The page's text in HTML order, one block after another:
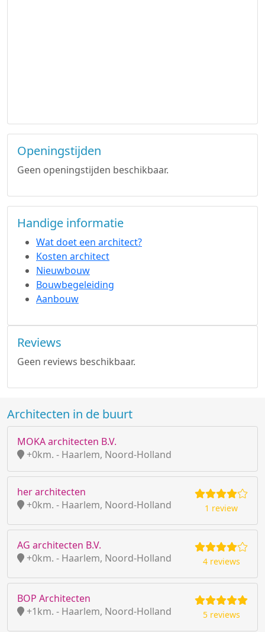
Openingstijden
Geen openingstijden beschikbaar.
Handige informatie
Wat doet een architect?
Kosten architect
Nieuwbouw
Bouwbegeleiding
Aanbouw
Reviews
Geen reviews beschikbaar.
Architecten in de buurt
MOKA architecten B.V.
+0km. - Haarlem, Noord-Holland
her architecten
+0km. - Haarlem, Noord-Holland
1 review
AG architecten B.V.
+0km. - Haarlem, Noord-Holland
4 reviews
BOP Architecten
+1km. - Haarlem, Noord-Holland
5 reviews